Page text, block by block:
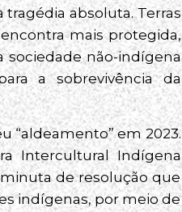
absoluta. Terras
mais protegida,
sociedade não-indígena
a sobrevivência da
“aldeamento” em 2023.
Intercultural Indígena
de resolução que
indígenas, por meio de